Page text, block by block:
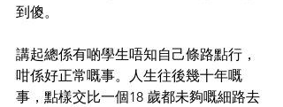
到傻。
講起總係有啲學生唔知自己條路點行，
咁係好正常嘅事。人生往後幾十年嘅
事，點樣交比一個18 歲都未夠嘅細路去